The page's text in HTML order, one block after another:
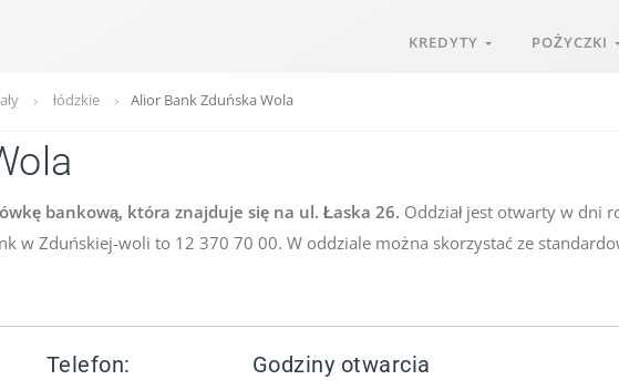
KREDYTY POŻYCZKI
łódzkie Alior Bank Zduńska Wola
bankową, która znajduje się na ul. Łaska 26. Oddział jest otwarty w dni
w Zduńskiej-woli to 12 370 70 00. W oddziale można skorzystać ze
Telefon: Godziny otwarcia